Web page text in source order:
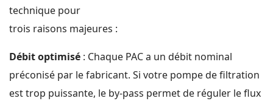
technique pour
trois raisons majeures :
Débit optimisé : Chaque PAC a un débit nominal
préconisé par le fabricant. Si votre pompe de filtration
est trop puissante, le by-pass permet de réguler le flux